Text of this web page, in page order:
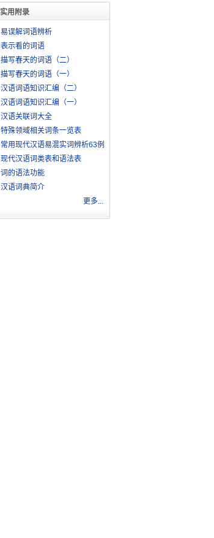
实用附录
易误解词语辨析
表示看的词语
描写春天的词语（二）
描写春天的词语（一）
汉语词语知识汇编（二）
汉语词语知识汇编（一）
汉语关联词大全
特殊领域相关词条一览表
常用现代汉语易混实词辨析63例
现代汉语词类表和语法表
词的语法功能
汉语词典简介
更多...